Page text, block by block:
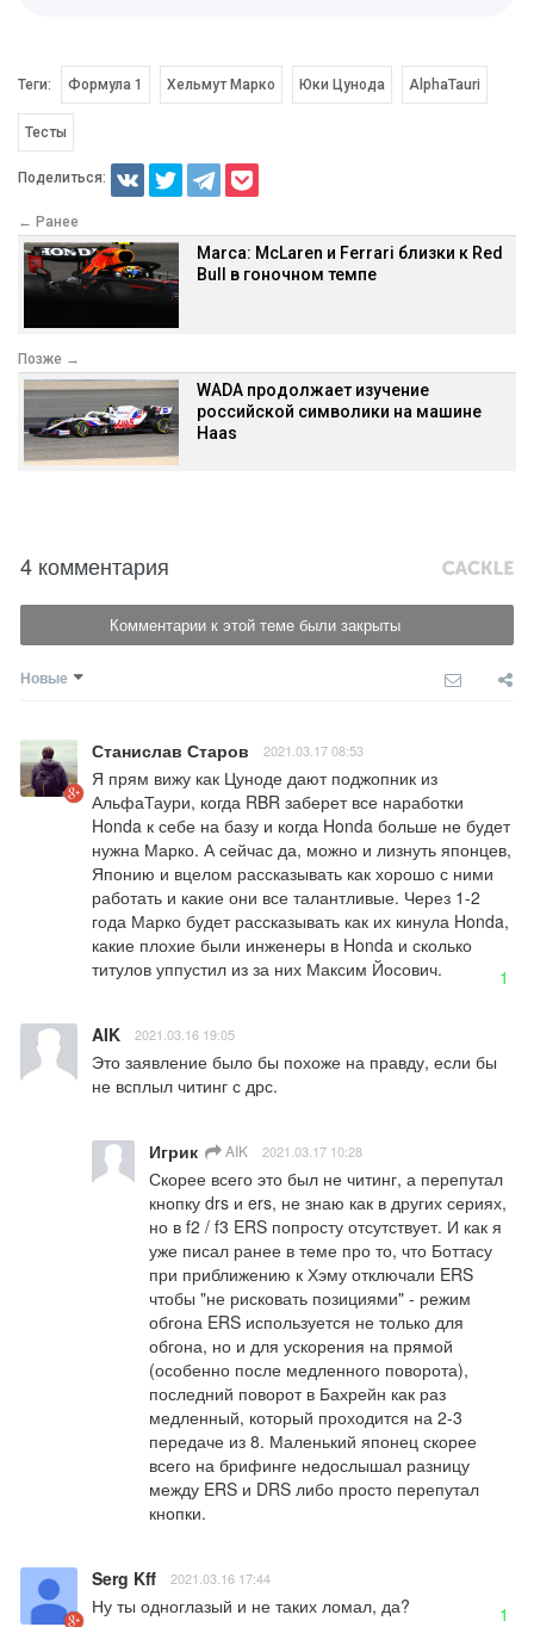
Теги: Формула 1 Хельмут Марко Юки Цунода AlphaTauri
Тесты
Поделиться:
← Ранее
Marca: McLaren и Ferrari близки к Red
Bull в гоночном темпе
Позже →
WADA продолжает изучение
российской символики на машине
Haas
4 комментария
Комментарии к этой теме были закрыты
Новые
Станислав Старов 2021.03.17 08:53
Я прям вижу как Цуноде дают поджопник из
АльфаТаури, когда RBR заберет все наработки
Honda к себе на базу и когда Honda больше не будет
нужна Марко. А сейчас да, можно и лизнуть японцев,
Японию и вцелом рассказывать как хорошо с ними
работать и какие они все талантливые. Через 1-2
года Марко будет рассказывать как их кинула Honda,
какие плохие были инженеры в Honda и сколько
титулов уппустил из за них Максим Йосович.
1
AIK 2021.03.16 19:05
Это заявление было бы похоже на правду, если бы
не всплыл читинг с дрс.
Игрик AIK 2021.03.17 10:28
Скорее всего это был не читинг, а перепутал
кнопку drs и ers, не знаю как в других сериях,
но в f2 / f3 ERS попросту отсутствует. И как я
уже писал ранее в теме про то, что Боттасу
при приближению к Хэму отключали ERS
чтобы "не рисковать позициями" - режим
обгона ERS используется не только для
обгона, но и для ускорения на прямой
(особенно после медленного поворота),
последний поворот в Бахрейн как раз
медленный, который проходится на 2-3
передаче из 8. Маленький японец скорее
всего на брифинге недослышал разницу
между ERS и DRS либо просто перепутал
кнопки.
Serg Kff 2021.03.16 17:44
Ну ты одноглазый и не таких ломал, да? 1